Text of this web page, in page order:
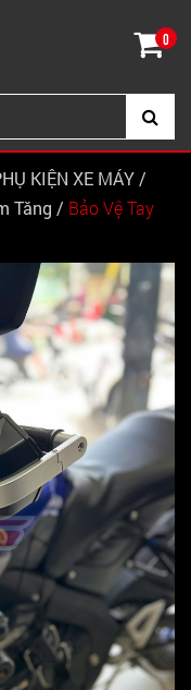
0
KIỆN XE MÁY /
Tăng / Bảo Vệ Tay